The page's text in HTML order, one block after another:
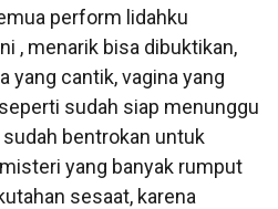
perform lidahku
, menarik bisa dibuktikan,
yang cantik, vagina yang
sudah siap menunggu
bentrokan untuk
yang banyak rumput
sesaat, karena